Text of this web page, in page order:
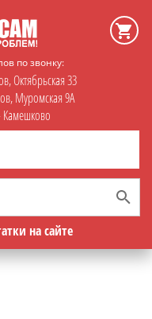
по звонку:
Октябрьская 33
Муромская 9А
на сайте